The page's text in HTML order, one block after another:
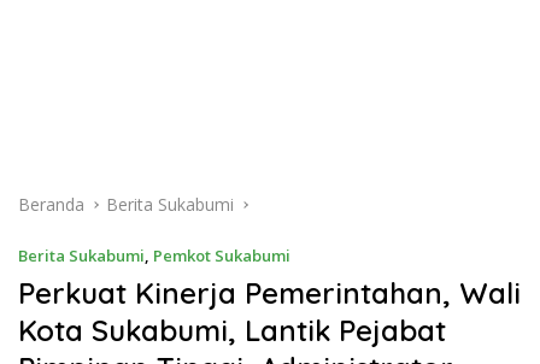
Beranda Berita Sukabumi
Berita Sukabumi, Pemkot Sukabumi
Perkuat Kinerja Pemerintahan, Wali
Kota Sukabumi, Lantik Pejabat